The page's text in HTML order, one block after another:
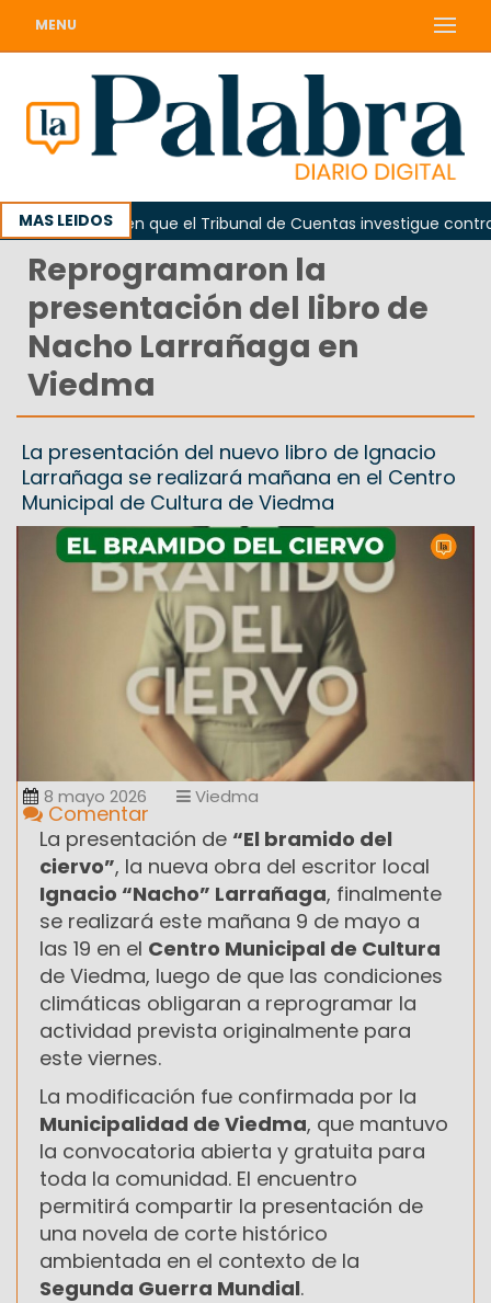
MENU
MAS LEIDOSPiden que el Tribunal de Cuentas investigue
Reprogramaron la
presentación del libro de
Nacho Larrañaga en
Viedma
La presentación del nuevo libro de Ignacio
Larrañaga se realizará mañana en el Centro
Municipal de Cultura de Viedma
8 mayo 2026 Viedma
Comentar
La presentación de “El bramido del
ciervo”, la nueva obra del escritor local
Ignacio “Nacho” Larrañaga, finalmente
se realizará este mañana 9 de mayo a
las 19 en el Centro Municipal de Cultura
de Viedma, luego de que las condiciones
climáticas obligaran a reprogramar la
actividad prevista originalmente para
este viernes.
La modificación fue confirmada por la
Municipalidad de Viedma, que mantuvo
la convocatoria abierta y gratuita para
toda la comunidad. El encuentro
permitirá compartir la presentación de
una novela de corte histórico
ambientada en el contexto de la
Segunda Guerra Mundial.